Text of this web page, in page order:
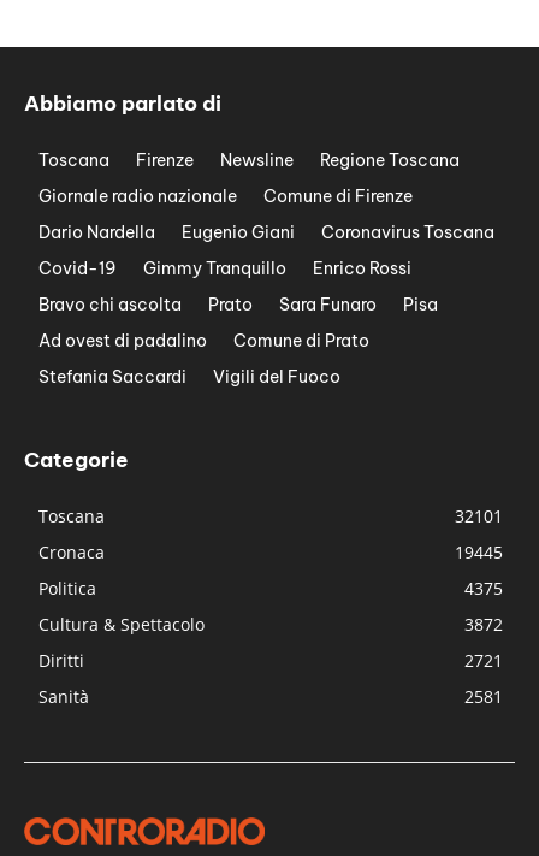
Abbiamo parlato di
Toscana Firenze Newsline
Regione Toscana
Giornale radio nazionale
Comune di Firenze
Dario Nardella
Eugenio Giani
Coronavirus Toscana
Covid-19
Gimmy Tranquillo
Enrico Rossi
Bravo chi ascolta
Prato Sara Funaro
Pisa
Ad ovest di padalino
Comune di Prato
Stefania Saccardi
Vigili del Fuoco
Categorie
Toscana
32101
Cronaca
19445
Politica
4375
Cultura & Spettacolo
3872
Diritti
2721
Sanità
2581